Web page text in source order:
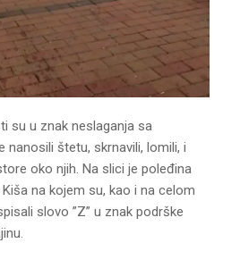
su u znak neslaganja sa
nanosili štetu, skrnavili, lomili, i
oko njih. Na slici je poleđina
na kojem su, kao i na celom
slovo ”Z” u znak podrške